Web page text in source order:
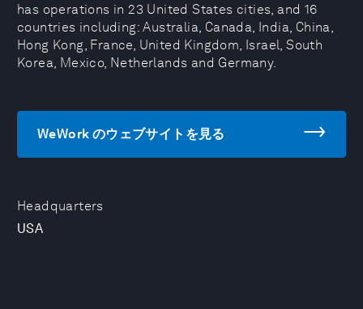
Headquarters
USA
has operations in 23 United States cities, and 16
countries including: Australia, Canada, India, China,
Hong Kong, France, United Kingdom, Israel, South
Korea, Mexico, Netherlands and Germany.
WeWork のウェブサイトを見る